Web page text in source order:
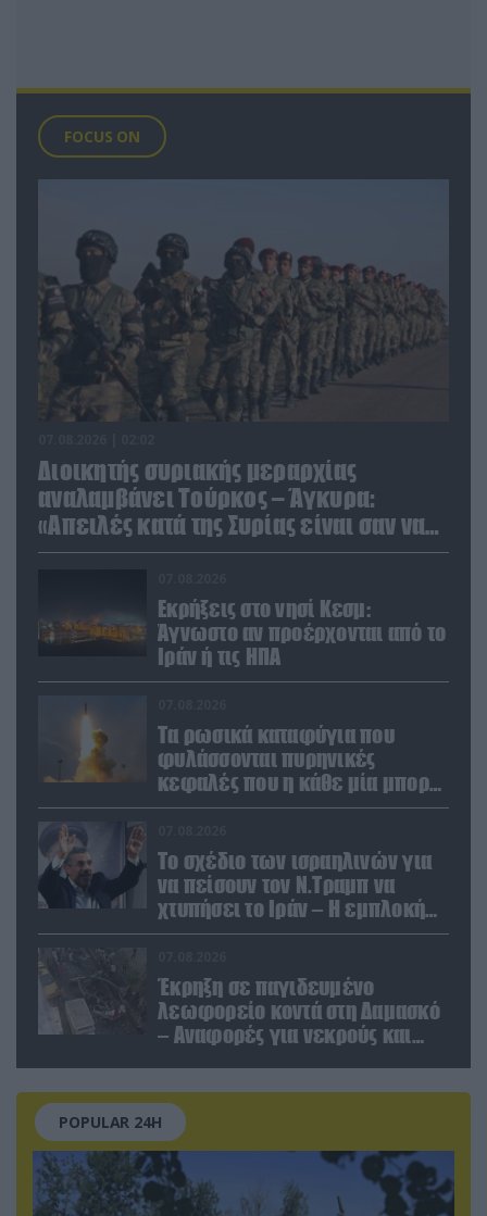
FOCUS ON
Διοικητής συριακής μεραρχίας
αναλαμβάνει Τούρκος – Άγκυρα:
«Απειλές κατά της Συρίας είναι σαν να
απειλούν εμάς»
Εκρήξεις στο νησί Κεσμ:
Άγνωστο αν προέρχονται από το
Ιράν ή τις ΗΠΑ
Τα ρωσικά καταφύγια που
φυλάσσονται πυρηνικές
κεφαλές που η κάθε μία μπορεί
να καταστρέψει «μία
Το σχέδιο των ισραηλινών για
να πείσουν τον Ν.Τραμπ να
χτυπήσει το Ιράν – Η εμπλοκή
του Μ.Αχμαντινετζάντ
Έκρηξη σε παγιδευμένο
λεωφορείο κοντά στη Δαμασκό
– Αναφορές για νεκρούς και
POPULAR 24H